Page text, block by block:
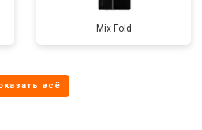
Mix Fold